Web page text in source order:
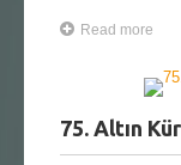
Read more
75. Altın